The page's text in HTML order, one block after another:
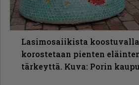
Lasimosaiikista
korostetaan pienten
tärkeyttä. Kuva: Porin